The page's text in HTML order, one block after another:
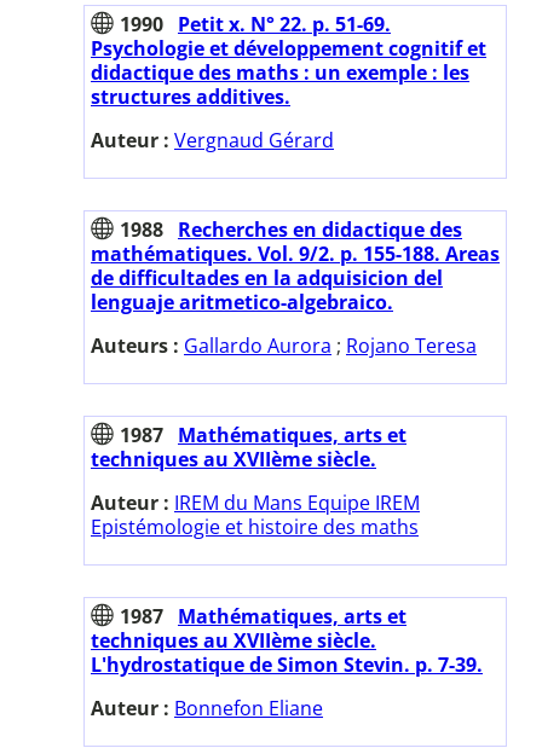
1990 Petit x. N° 22. p. 51-69.
Psychologie et développement cognitif et
didactique des maths : un exemple : les
structures additives.
Auteur : Vergnaud Gérard
1988 Recherches en didactique des
mathématiques. Vol. 9/2. p. 155-188. Areas
de difficultades en la adquisicion del
lenguaje aritmetico-algebraico.
Auteurs : Gallardo Aurora ; Rojano Teresa
1987 Mathématiques, arts et
techniques au XVIIème siècle.
Auteur : IREM du Mans Equipe IREM
Epistémologie et histoire des maths
1987 Mathématiques, arts et
techniques au XVIIème siècle.
L'hydrostatique de Simon Stevin. p. 7-39.
Auteur : Bonnefon Eliane